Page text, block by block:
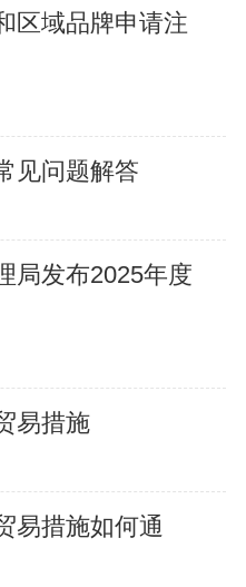
区域品牌申请注
见问题解答
局发布2025年度
易措施
易措施如何通